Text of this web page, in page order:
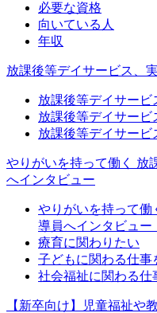
必要な資格
向いている人
年収
放課後等デイサービス、
放課後等デイサービ
放課後等デイサー
放課後等デイサービ
やりがいを持って働く 放
へインタビュー
やりがいを持って働
導員へインタビュー
療育に関わりたい
子どもに関わる仕事
社会福祉に関わる仕
【新卒向け】児童福祉や